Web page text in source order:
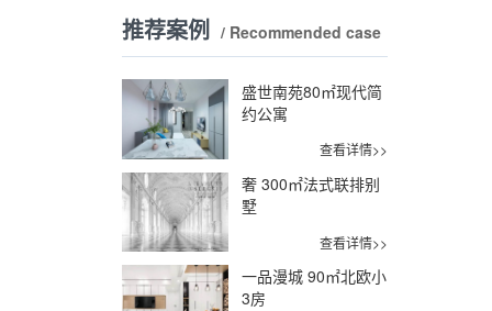
推荐案例 / Recommended case
盛世南苑80㎡现代简
约公寓
查看详情>>
奢 300㎡法式联排别
墅
查看详情>>
一品漫城 90㎡北欧小
3房